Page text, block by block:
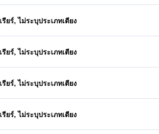
ยร์, ไม่ระบุประเภทเตียง
ยร์, ไม่ระบุประเภทเตียง
ยร์, ไม่ระบุประเภทเตียง
ยร์, ไม่ระบุประเภทเตียง